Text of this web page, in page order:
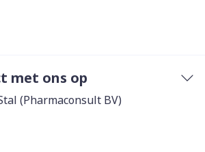
met ons op
(Pharmaconsult BV)